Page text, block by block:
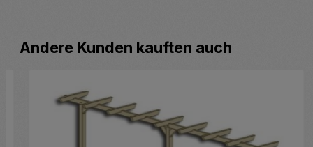
Produktgalerie überspringen
Andere Kunden kauften auch